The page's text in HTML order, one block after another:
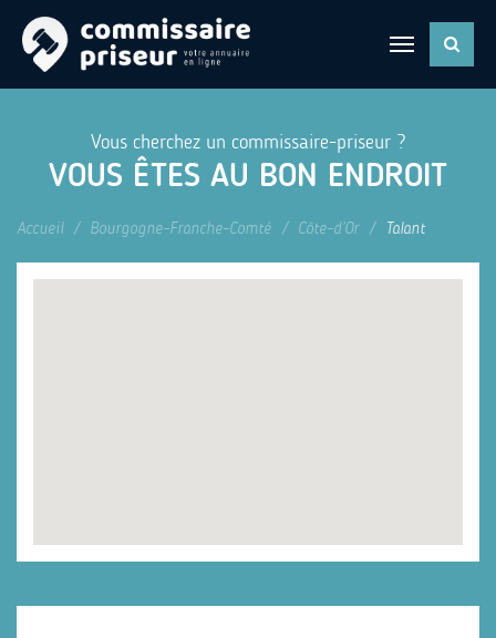
Vous cherchez un commissaire-priseur ?
VOUS ÊTES AU BON ENDROIT
Accueil Bourgogne-Franche-Comté Côte-d’Or Talant